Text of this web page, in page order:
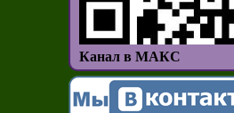
Канал в МАКС